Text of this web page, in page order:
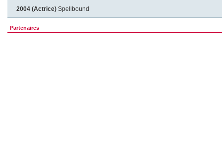
2004 (Actrice) Spellbound
Partenaires